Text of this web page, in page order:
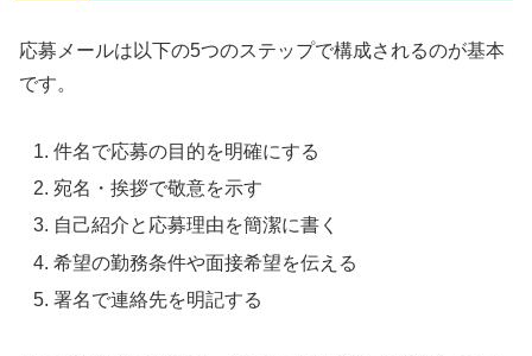
応募メールは以下の5つのステップで構成されるのが基本
です。
件名で応募の目的を明確にする
宛名・挨拶で敬意を示す
自己紹介と応募理由を簡潔に書く
希望の勤務条件や面接希望を伝える
署名で連絡先を明記する